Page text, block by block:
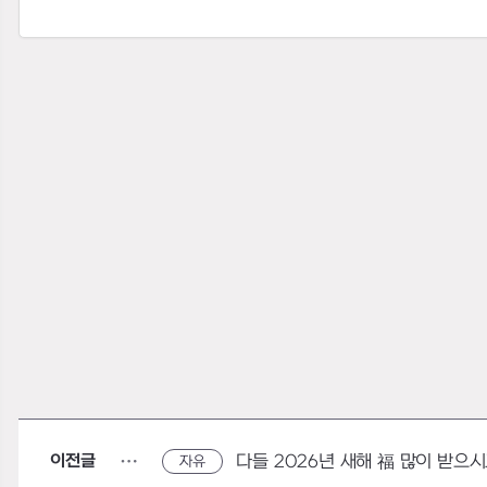
이전글 자유 다들 2026년 새해 福 많이 받으